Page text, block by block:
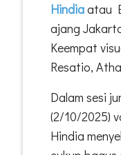
Hindiaatau
ajang
Keempat
Resatio,
Dalam sesi
(2/10/2025)
Hindia